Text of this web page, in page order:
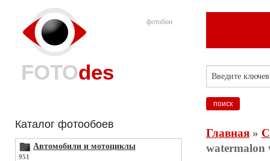
фотобои
FOTOdes
Каталог фотообоев
Автомобили и мотоциклы
951
Главная»
watermalon